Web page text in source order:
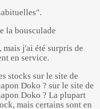
la bousculade
j'ai été surpris de
en service.
stocks sur le site de
Doko ? sur le site de
Doko ? La plupart
mais certains sont en